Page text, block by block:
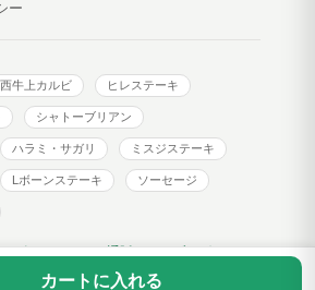
ー
牛上カルビ ヒレステーキ
シャトーブリアン
ハラミ・サガリ ミスジステーキ
Lボーンステーキ ソーセージ
ポレートサイト通販サイトブログ
カートに入れる